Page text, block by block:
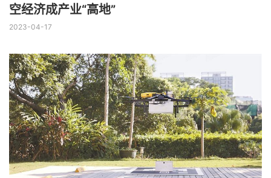
空经济成产业“高地”
2023-04-17